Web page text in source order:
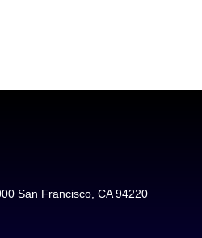
San Francisco, CA 94220